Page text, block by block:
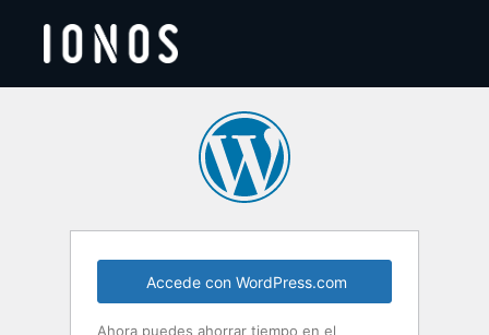
Accede con WordPress.com
Ahora puedes ahorrar tiempo en el